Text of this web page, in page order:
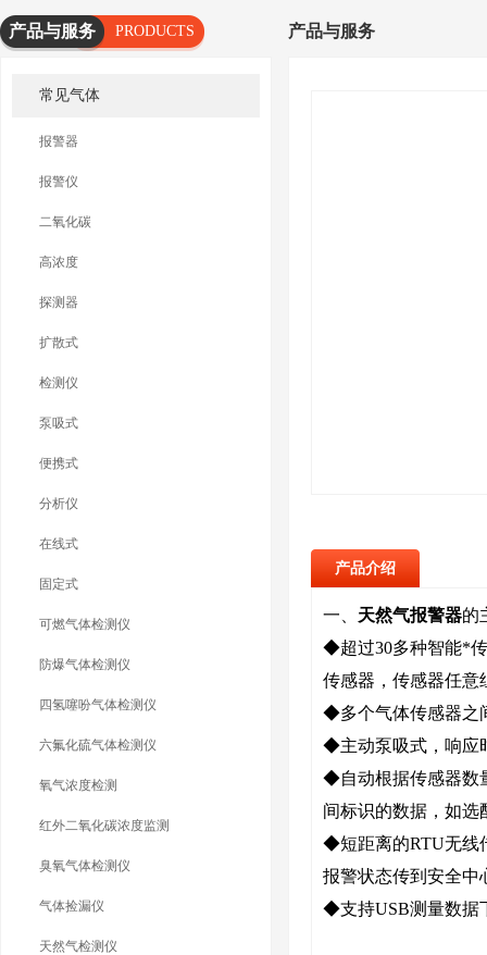
产品与服务
PRODUCTS
常见气体
报警器
报警仪
二氧化碳
高浓度
探测器
扩散式
检测仪
泵吸式
便携式
分析仪
在线式
固定式
可燃气体检测仪
防爆气体检测仪
四氢噻吩气体检测仪
六氟化硫气体检测仪
氧气浓度检测
红外二氧化碳浓度监测
臭氧气体检测仪
气体捡漏仪
天然气检测仪
产品与服务
产品介绍
一、 天然气报警器的
◆超过30多种智能*
传感器，传感器任
◆多个气体传感器之
◆主动泵吸式，响应
◆自动根据传感器数
间标识的数据，如选
◆短距离的RTU无线
报警状态传到安全
◆支持USB测量数据